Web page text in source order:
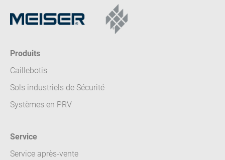
Produits
Caillebotis
Sols industriels de Sécurité
Systèmes en PRV
Service
Service après-vente